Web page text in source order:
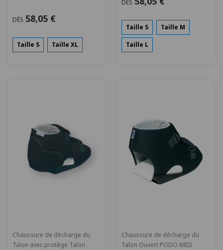
DÈS 58,05 €
Taille S Taille XL
DÈS
Taille S Taille M
Taille L
Chaussure de décharge du
Talon avec protège Talon
Chaussure de décharge du
Talon Ouvert PODO-MED